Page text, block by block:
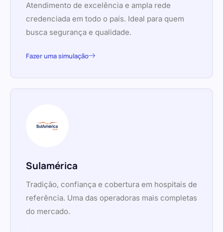
Atendimento de excelência e ampla rede
credenciada em todo o país. Ideal para quem
busca segurança e qualidade.
Fazer uma simulação
Sulamérica
Tradição, confiança e cobertura em hospitais de
referência. Uma das operadoras mais completas
do mercado.